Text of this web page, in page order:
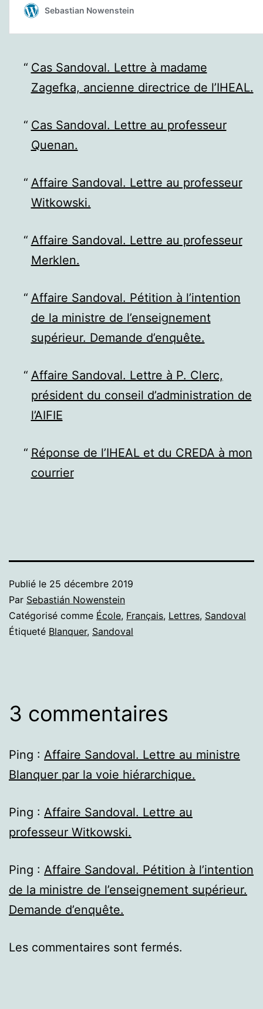
Cas Sandoval. Lettre à madame
Zagefka, ancienne directrice de l’IHEAL.
Cas Sandoval. Lettre au professeur
Quenan.
Affaire Sandoval. Lettre au professeur
Witkowski.
Affaire Sandoval. Lettre au professeur
Merklen.
Affaire Sandoval. Pétition à l’intention
de la ministre de l’enseignement
supérieur. Demande d’enquête.
Affaire Sandoval. Lettre à P. Clerc,
président du conseil d’administration de
l’AIFIE
Réponse de l’IHEAL et du CREDA à mon
courrier
Publié le 25 décembre 2019
Par Sebastián Nowenstein
Catégorisé comme École, Français, Lettres, Sandoval
Étiqueté Blanquer, Sandoval
3 commentaires
Ping : Affaire Sandoval. Lettre au ministre
Blanquer par la voie hiérarchique.
Ping : Affaire Sandoval. Lettre au
professeur Witkowski.
Ping : Affaire Sandoval. Pétition à l’intention
de la ministre de l’enseignement supérieur.
Demande d’enquête.
Les commentaires sont fermés.